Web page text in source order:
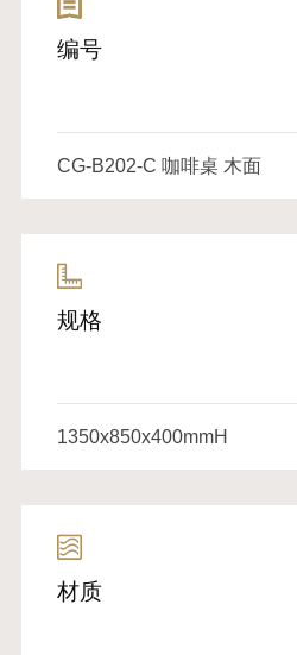
编号
CG-B202-C 咖啡桌 木面
规格
1350x850x400mmH
材质